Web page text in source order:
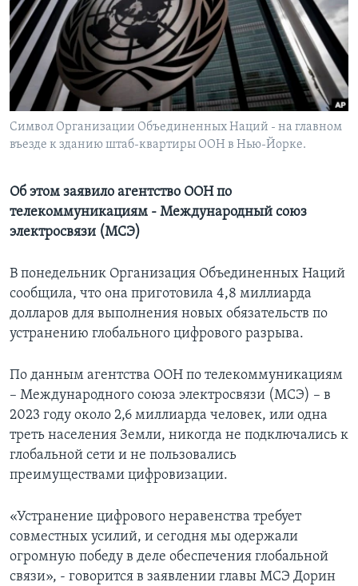
Learning English
СОЦИАЛЬНЫЕ СЕТИ
Языки
Символ Организации Объединенных Наций - на главном
въезде к зданию штаб-квартиры ООН в Нью-Йорке.
Об этом заявило агентство ООН по
телекоммуникациям - Международный союз
электросвязи (МСЭ)
В понедельник Организация Объединенных Наций
сообщила, что она приготовила 4,8 миллиарда
долларов для выполнения новых обязательств по
устранению глобального цифрового разрыва.
По данным агентства ООН по телекоммуникациям
– Международного союза электросвязи (МСЭ) – в
2023 году около 2,6 миллиарда человек, или одна
треть населения Земли, никогда не подключались к
глобальной сети и не пользовались
преимуществами цифровизации.
«Устранение цифрового неравенства требует
совместных усилий, и сегодня мы одержали
огромную победу в деле обеспечения глобальной
связи», - говорится в заявлении главы МСЭ Дорин